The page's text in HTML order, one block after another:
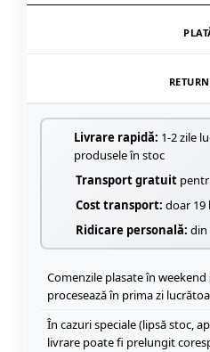
Livrare rapidă: 1-2 zile
produsele în stoc
Transport gratuit
Cost transport: doar 19
Ridicare personală: din
Comenzile plasate în weekend
procesează în prima zi
În cazuri speciale (lipsă stoc,
livrare poate fi prelungit